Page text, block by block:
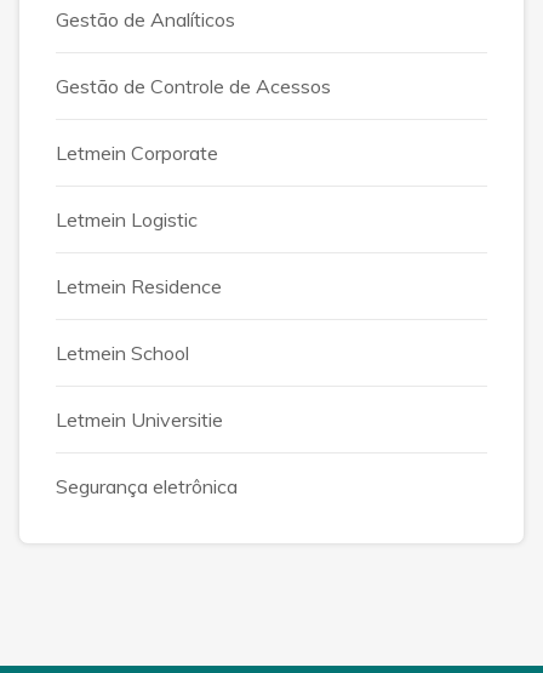
Gestão de Analíticos
Gestão de Controle de Acessos
Letmein Corporate
Letmein Logistic
Letmein Residence
Letmein School
Letmein Universitie
Segurança eletrônica